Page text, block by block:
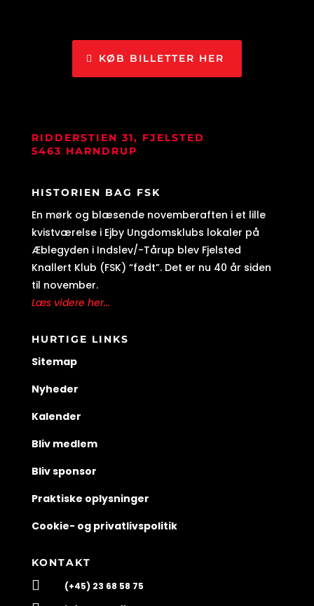
KØB BILLETTER HER
RIDDERSTIEN 31, FJELSTED
5463 HARNDRUP
HISTORIEN BAG FSK
En mørk og blæsende novemberaften i et lille
kvistværelse i Ejby Ungdomsklubs lokaler på
Æblegyden i Indslev/-Tårup blev Fjelsted
Knallert Klub (FSK) “født”. Det er nu 40 år siden
til november.
Læs videre her...
HURTIGE LINKS
Sitemap
Nyheder
Kalender
Bliv medlem
Bliv sponsor
Praktiske oplysninger
Cookie- og privatlivspolitik
KONTAKT
 (+45) 23 68 58 75